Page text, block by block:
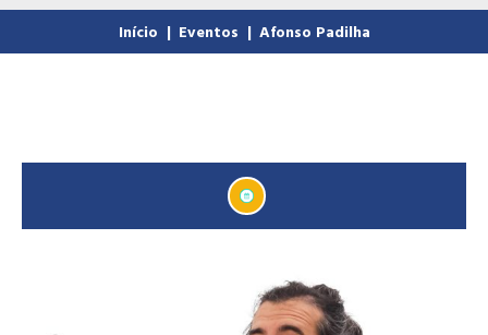
Início | Eventos | Afonso Padilha